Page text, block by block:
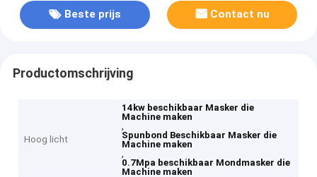
Beste prijs Contact nu
Productomschrijving
Hoog licht
14kw beschikbaar Masker die
Machine maken
,
Spunbond Beschikbaar Masker die
Machine maken
,
0.7Mpa beschikbaar Mondmasker die
Machine maken